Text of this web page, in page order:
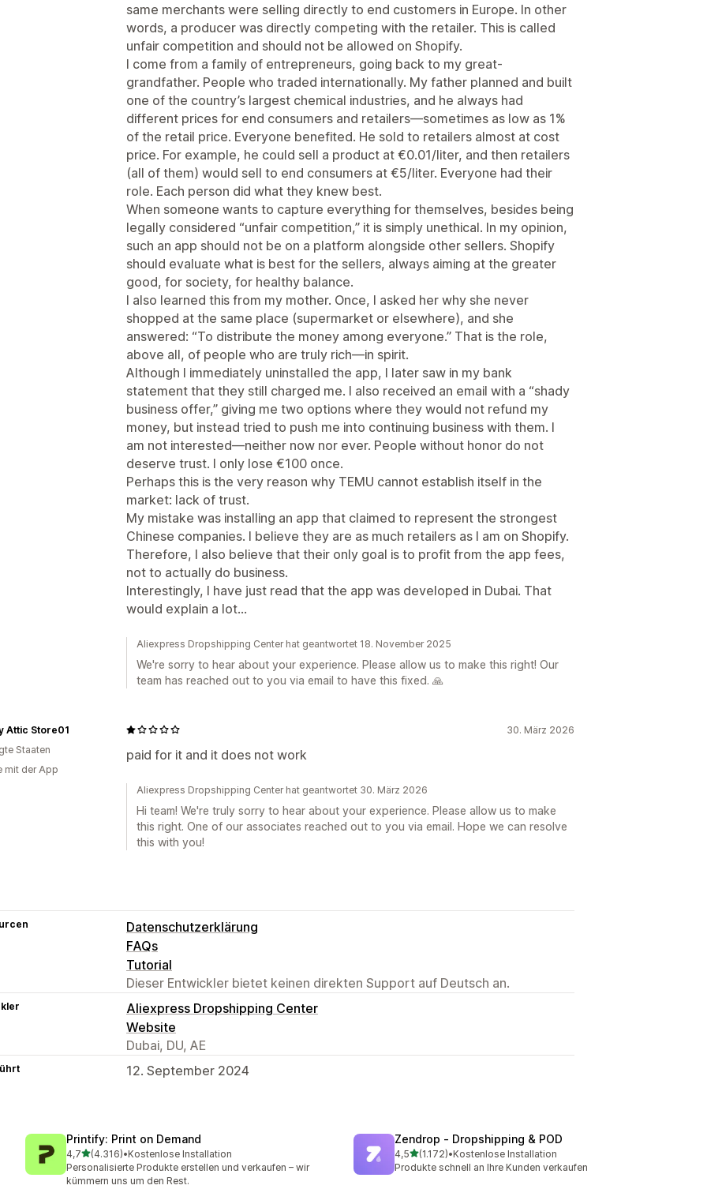
same merchants were selling directly to end customers in Europe. In other
words, a producer was directly competing with the retailer. This is called
unfair competition and should not be allowed on Shopify.
I come from a family of entrepreneurs, going back to my great-
grandfather. People who traded internationally. My father planned and built
one of the country’s largest chemical industries, and he always had
different prices for end consumers and retailers—sometimes as low as 1%
of the retail price. Everyone benefited. He sold to retailers almost at cost
price. For example, he could sell a product at €0.01/liter, and then retailers
(all of them) would sell to end consumers at €5/liter. Everyone had their
role. Each person did what they knew best.
When someone wants to capture everything for themselves, besides being
legally considered “unfair competition,” it is simply unethical. In my opinion,
such an app should not be on a platform alongside other sellers. Shopify
should evaluate what is best for the sellers, always aiming at the greater
good, for society, for healthy balance.
I also learned this from my mother. Once, I asked her why she never
shopped at the same place (supermarket or elsewhere), and she
answered: “To distribute the money among everyone.” That is the role,
above all, of people who are truly rich—in spirit.
Although I immediately uninstalled the app, I later saw in my bank
statement that they still charged me. I also received an email with a “shady
business offer,” giving me two options where they would not refund my
money, but instead tried to push me into continuing business with them. I
am not interested—neither now nor ever. People without honor do not
deserve trust. I only lose €100 once.
Perhaps this is the very reason why TEMU cannot establish itself in the
market: lack of trust.
My mistake was installing an app that claimed to represent the strongest
Chinese companies. I believe they are as much retailers as I am on Shopify.
Therefore, I also believe that their only goal is to profit from the app fees,
not to actually do business.
Interestingly, I have just read that the app was developed in Dubai. That
would explain a lot…
Aliexpress Dropshipping Center hat geantwortet 18. November 2025
We're sorry to hear about your experience. Please allow us to make this right! Our
team has reached out to you via email to have this fixed. 🙏
30. März 2026
paid for it and it does not work
Attic Store01
Staaten
mit der App
Aliexpress Dropshipping Center hat geantwortet 30. März 2026
Hi team! We're truly sorry to hear about your experience. Please allow us to make
this right. One of our associates reached out to you via email. Hope we can resolve
this with you!
Datenschutzerklärung
FAQs
Tutorial
Dieser Entwickler bietet keinen direkten Support auf Deutsch an.
Aliexpress Dropshipping Center
Website
Dubai, DU, AE
12. September 2024
Printify: Print on Demand
4,7von 5 Sternen
(4.316)
4316 Rezensionen insgesamt
•Kostenlose Installation
Personalisierte Produkte erstellen und verkaufen – wir
kümmern uns um den Rest.
Zendrop ‑ Dropshipping & POD
4,5von 5 Sternen
(1.172)
1172 Rezensionen insgesamt
•Kostenlose Installation
Produkte schnell an Ihre Kunden verkaufen